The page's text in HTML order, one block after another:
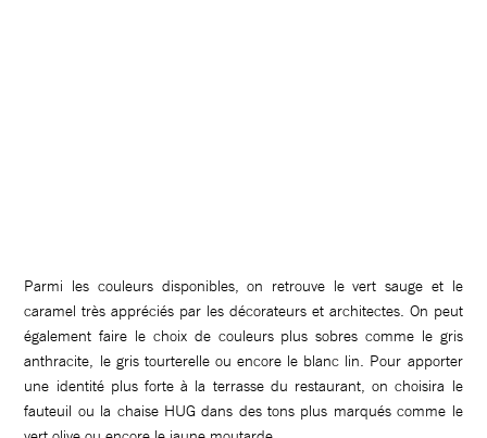
Parmi les couleurs disponibles, on retrouve le vert sauge et le
caramel très appréciés par les décorateurs et architectes. On peut
également faire le choix de couleurs plus sobres comme le gris
anthracite, le gris tourterelle ou encore le blanc lin. Pour apporter
une identité plus forte à la terrasse du restaurant, on choisira le
fauteuil ou la chaise HUG dans des tons plus marqués comme le